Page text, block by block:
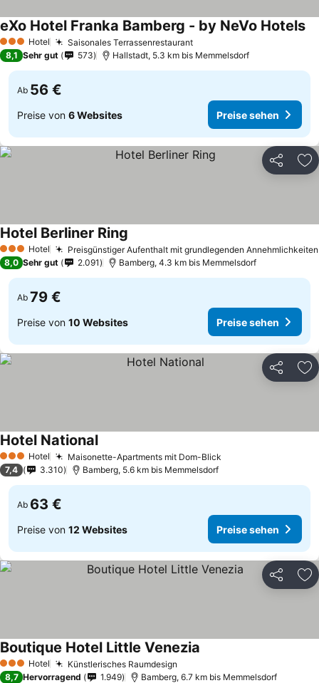
3 SterneHotel Saisonales Terrassenrestaurant
eXo Hotel Franka Bamberg - by NeVo Hotels
8,1 Sehr gut 573 Hallstadt, 5.3 km bis Memmelsdorf
Ab 56 €
Preise von 6 Websites Preise sehen
Teilen
3 SterneHotel Preisgünstiger Aufenthalt mit grundlegenden Annehmlichkeiten
Hotel Berliner Ring
8,0 Sehr gut 2.091 Bamberg, 4.3 km bis Memmelsdorf
Ab 79 €
Preise von 10 Websites Preise sehen
Teilen
3 SterneHotel Maisonette-Apartments mit Dom-Blick
Hotel National
7,4 3.310 Bamberg, 5.6 km bis Memmelsdorf
Ab 63 €
Preise von 12 Websites Preise sehen
Teilen
3 SterneHotel Künstlerisches Raumdesign
Boutique Hotel Little Venezia
8,7 Hervorragend 1.949 Bamberg, 6.7 km bis Memmelsdorf